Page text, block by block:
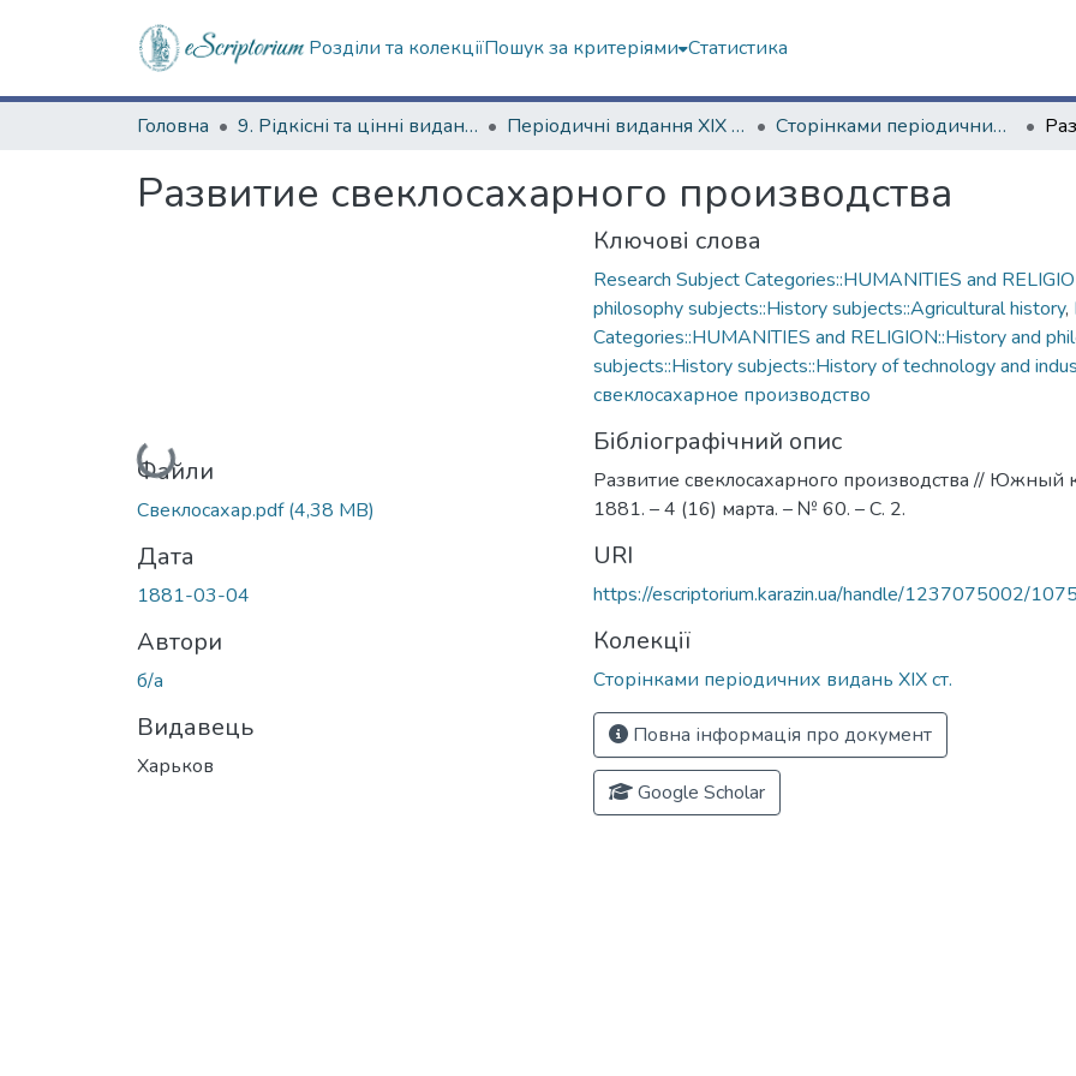
Розділи та колекціїПошук за критеріями Статистика
Головна 9. Рідкісні та цінні видання Періодичні видання ХІХ ст. Сторінками періодичних видань ХІХ ст.
Развитие свеклосахарного производства
Вантажиться...
Файли
Свеклосахар.pdf(4,38 MB)
Дата
1881-03-04
Автори
б/а
Видавець
Харьков
Ключові слова
Research Subject Categories::HUMANITIES and
philosophy subjects::History subjects::Agricultural history,
Categories::HUMANITIES and RELIGION::History and
subjects::History subjects::History of technology and
свеклосахарное производство
Бібліографічний опис
Развитие свеклосахарного производства // Южный
1881. – 4 (16) марта. – № 60. – С. 2.
URI
https://escriptorium.karazin.ua/handle/1237075002/
Колекції
Сторінками періодичних видань ХІХ ст.
Повна інформація про документ
Google Scholar